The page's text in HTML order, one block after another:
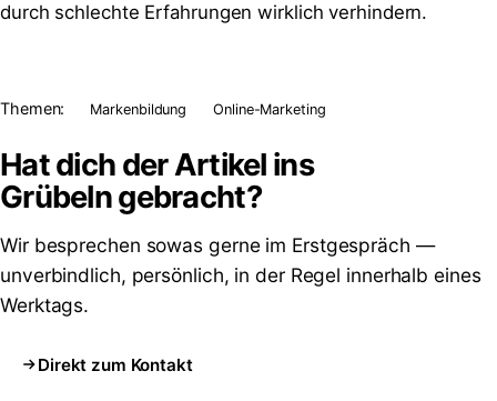
durch schlechte Erfahrungen wirklich verhindern.
Themen: Markenbildung Online-Marketing
Hat dich der Artikel ins
Grübelngebracht?
Wir besprechen sowas gerne im Erstgespräch —
unverbindlich, persönlich, in der Regel innerhalb eines
Werktags.
Direkt zum Kontakt